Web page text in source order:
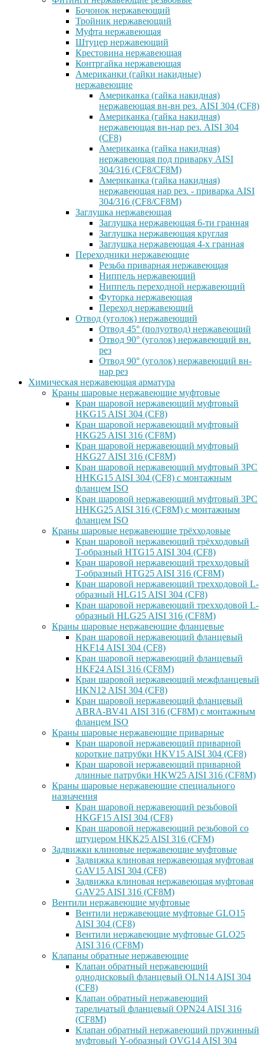
Бочонок нержавеющий
Тройник нержавеющий
Муфта нержавеющая
Штуцер нержавеющий
Крестовина нержавеющая
Контргайка нержавеющая
Американки (гайки накидные)
нержавеющие
Американка (гайка накидная)
нержавеющая вн-вн рез. AISI 304 (CF8)
Американка (гайка накидная)
нержавеющая вн-нар рез. AISI 304
(CF8)
Американка (гайка накидная)
нержавеющая под приварку AISI
304/316 (CF8/CF8M)
Американка (гайка накидная)
нержавеющая нар рез. - приварка AISI
304/316 (CF8/CF8M)
Заглушка нержавеющая
Заглушка нержавеющая 6-ти гранная
Заглушка нержавеющая круглая
Заглушка нержавеющая 4-х гранная
Переходники нержавеющие
Резьба приварная нержавеющая
Ниппель нержавеющий
Ниппель переходной нержавеющий
Футорка нержавеющая
Переход нержавеющий
Отвод (уголок) нержавеющий
Отвод 45° (полуотвод) нержавеющий
Отвод 90° (уголок) нержавеющий вн.
рез
Отвод 90° (уголок) нержавеющий вн-
нар рез
Химическая нержавеющая арматура
Краны шаровые нержавеющие муфтовые
Кран шаровой нержавеющий муфтовый
HKG15 AISI 304 (CF8)
Кран шаровой нержавеющий муфтовый
HKG25 AISI 316 (CF8M)
Кран шаровой нержавеющий муфтовый
HKG27 AISI 316 (CF8M)
Кран шаровой нержавеющий муфтовый 3PC
HHKG15 AISI 304 (CF8) с монтажным
фланцем ISO
Кран шаровой нержавеющий муфтовый 3PC
HHKG25 AISI 316 (CF8M) с монтажным
фланцем ISO
Краны шаровые нержавеющие трёхходовые
Кран шаровой нержавеющий трёхходовый
T-образный HTG15 AISI 304 (CF8)
Кран шаровой нержавеющий трехходовый
T-образный HTG25 AISI 316 (CF8M)
Кран шаровой нержавеющий трехходовой L-
образный HLG15 AISI 304 (CF8)
Кран шаровой нержавеющий трехходовой L-
образный HLG25 AISI 316 (CF8M)
Краны шаровые нержавеющие фланцевые
Кран шаровой нержавеющий фланцевый
HKF14 AISI 304 (CF8)
Кран шаровой нержавеющий фланцевый
HKF24 AISI 316 (CF8M)
Кран шаровой нержавеющий межфланцевый
HKN12 AISI 304 (CF8)
Кран шаровой нержавеющий фланцевый
ABRA-BV41 AISI 316 (CF8M) с монтажным
фланцем ISO
Краны шаровые нержавеющие приварные
Кран шаровой нержавеющий приварной
короткие патрубки HKV15 AISI 304 (CF8)
Кран шаровой нержавеющий приварной
длинные патрубки HKW25 AISI 316 (CF8M)
Краны шаровые нержавеющие специального
назначения
Кран шаровой нержавеющий резьбовой
HKGF15 AISI 304 (CF8)
Кран шаровой нержавеющий резьбовой со
штуцером HKK25 AISI 316 (CFM)
Задвижки клиновые нержавеющие муфтовые
Задвижка клиновая нержавеющая муфтовая
GAV15 AISI 304 (CF8)
Задвижка клиновая нержавеющая муфтовая
GAV25 AISI 316 (CF8M)
Вентили нержавеющие муфтовые
Вентили нержавеющие муфтовые GLO15
AISI 304 (CF8)
Вентили нержавеющие муфтовые GLO25
AISI 316 (CF8M)
Клапаны обратные нержавеющие
Клапан обратный нержавеющий
однодисковый фланцевый OLN14 AISI 304
(CF8)
Клапан обратный нержавеющий
тарельчатый фланцевый OPN24 AISI 316
(CF8M)
Клапан обратный нержавеющий пружинный
муфтовый Y-образный OVG14 AISI 304